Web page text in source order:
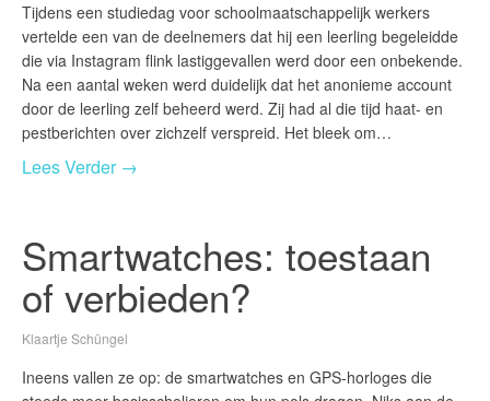
Tijdens een studiedag voor schoolmaatschappelijk werkers
vertelde een van de deelnemers dat hij een leerling begeleidde
die via Instagram flink lastiggevallen werd door een onbekende.
Na een aantal weken werd duidelijk dat het anonieme account
door de leerling zelf beheerd werd. Zij had al die tijd haat- en
pestberichten over zichzelf verspreid. Het bleek om…
Lees Verder →
Smartwatches: toestaan
of verbieden?
Klaartje Schüngel
Ineens vallen ze op: de smartwatches en GPS-horloges die